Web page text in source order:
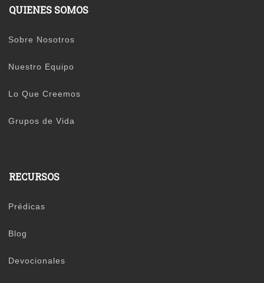
QUIENES SOMOS
Sobre Nosotros
Nuestro Equipo
Lo Que Creemos
Grupos de Vida
RECURSOS
Prédicas
Blog
Devocionales